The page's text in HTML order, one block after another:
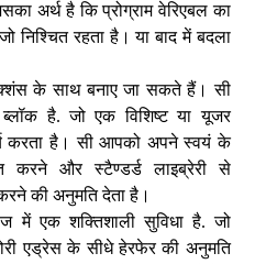
अर्थ है कि प्रोग्राम वेरिएबल का
निश्चित रहता है। या बाद में बदला
के साथ बनाए जा सकते हैं। सी
है. जो एक विशिष्ट या यूजर
करता है। सी आपको अपने स्वयं के
करने और स्टैण्डर्ड लाइब्रेरी से
की अनुमति देता है।
में एक शक्तिशाली सुविधा है. जो
एड्रेस के सीधे हेरफेर की अनुमति